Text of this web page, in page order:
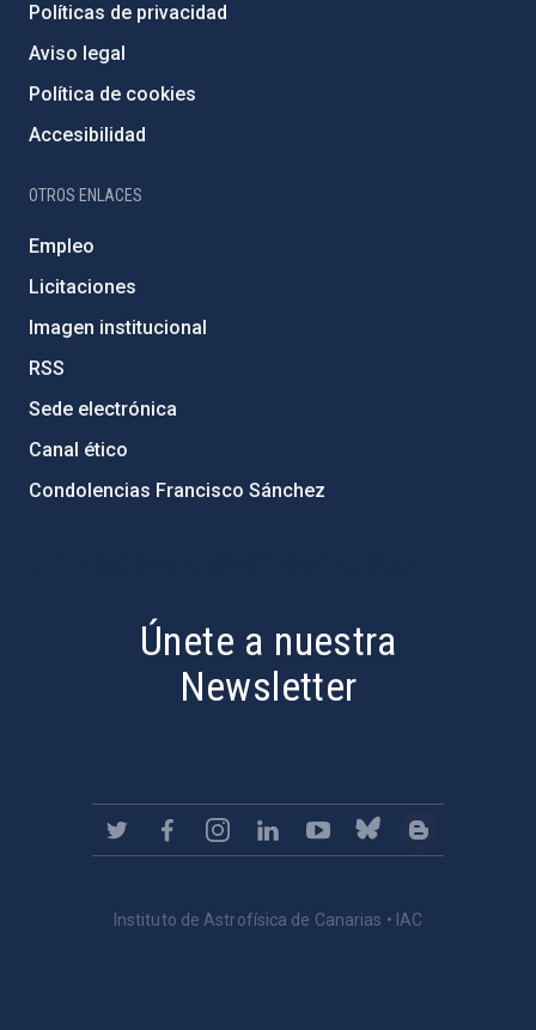
Políticas de privacidad
Aviso legal
Política de cookies
Accesibilidad
OTROS ENLACES
Empleo
Licitaciones
Imagen institucional
RSS
Sede electrónica
Canal ético
Condolencias Francisco Sánchez
Únete a nuestra
Newsletter
Instituto de Astrofísica de Canarias • IAC